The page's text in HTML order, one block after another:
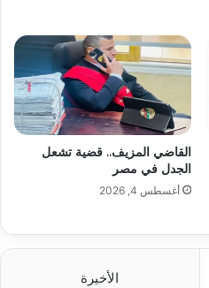
القاضي المزيف.. قضية تشعل
الجدل في مصر
أغسطس 4, 2026
الأخيرة